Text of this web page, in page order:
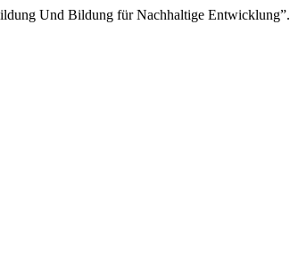
Und Bildung für Nachhaltige Entwicklung”.